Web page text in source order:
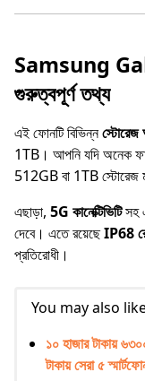
Samsung
গুরুত্বপূর্ণ তথ্য
এই ফোনটি বিভিন্ন
1TB। আপনি যদি অনেক
512GB বা 1TB স্টোরেজ
এছাড়া, 5G কানেক্টিভিটিসহ
দেবে। এতে রয়েছেIP68
প্রতিরোধী।
You may also
১০ হাজার টাকায়
টাকায় সেরা ৫